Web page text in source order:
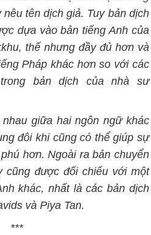
tên dịch giả. Tuy bản dịch
dựa vào bản tiếng Anh của
thế nhưng đầy đủ hơn và
Pháp khác hơn so với các
bản dịch của nhà sư
giữa hai ngôn ngữ khác
đôi khi cũng có thể giúp sự
hơn. Ngoài ra bản chuyển
cũng được đối chiếu với một
khác, nhất là các bản dịch
và Piya Tan.
***